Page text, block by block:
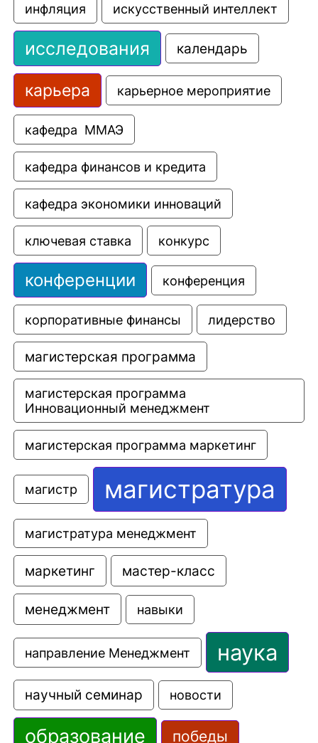
инфляция искусственный интеллект
исследования календарь
карьера карьерное мероприятие
кафедра  ММАЭ
кафедра финансов и кредита
кафедра экономики инноваций
ключевая ставка конкурс
конференции конференция
корпоративные финансы лидерство
магистерская программа
магистерская программа
Инновационный менеджмент
магистерская программа маркетинг
магистр магистратура
магистратура менеджмент
маркетинг мастер-класс
менеджмент навыки
направление Менеджмент наука
научный семинар новости
образование победы